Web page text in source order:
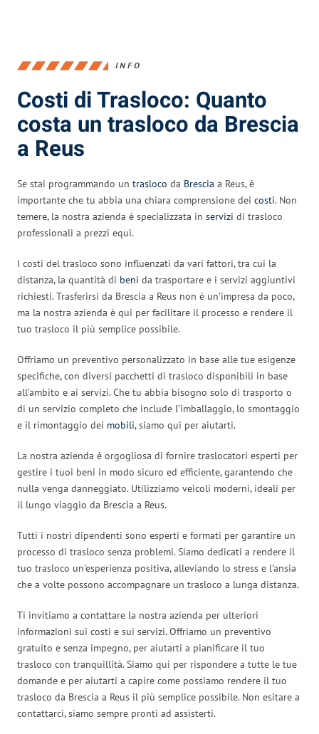
INFO
Costi di Trasloco: Quanto
costa un trasloco da Brescia
a Reus
Se stai programmando un trasloco da Brescia a Reus, è
importante che tu abbia una chiara comprensione dei costi. Non
temere, la nostra azienda è specializzata in servizi di trasloco
professionali a prezzi equi.
I costi del trasloco sono influenzati da vari fattori, tra cui la
distanza, la quantità di beni da trasportare e i servizi aggiuntivi
richiesti. Trasferirsi da Brescia a Reus non è un’impresa da poco,
ma la nostra azienda è qui per facilitare il processo e rendere il
tuo trasloco il più semplice possibile.
Offriamo un preventivo personalizzato in base alle tue esigenze
specifiche, con diversi pacchetti di trasloco disponibili in base
all’ambito e ai servizi. Che tu abbia bisogno solo di trasporto o
di un servizio completo che include l’imballaggio, lo smontaggio
e il rimontaggio dei mobili, siamo qui per aiutarti.
La nostra azienda è orgogliosa di fornire traslocatori esperti per
gestire i tuoi beni in modo sicuro ed efficiente, garantendo che
nulla venga danneggiato. Utilizziamo veicoli moderni, ideali per
il lungo viaggio da Brescia a Reus.
Tutti i nostri dipendenti sono esperti e formati per garantire un
processo di trasloco senza problemi. Siamo dedicati a rendere il
tuo trasloco un’esperienza positiva, alleviando lo stress e l’ansia
che a volte possono accompagnare un trasloco a lunga distanza.
Ti invitiamo a contattare la nostra azienda per ulteriori
informazioni sui costi e sui servizi. Offriamo un preventivo
gratuito e senza impegno, per aiutarti a pianificare il tuo
trasloco con tranquillità. Siamo qui per rispondere a tutte le tue
domande e per aiutarti a capire come possiamo rendere il tuo
trasloco da Brescia a Reus il più semplice possibile. Non esitare a
contattarci, siamo sempre pronti ad assisterti.